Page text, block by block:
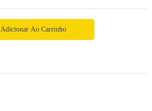
Adicionar Ao Carrinho